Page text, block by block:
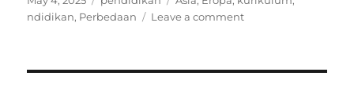
on
ndidikan, Perbedaan Leave a commenton